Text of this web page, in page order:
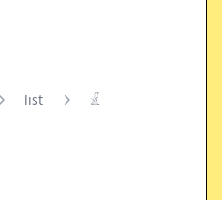
list 𓁕